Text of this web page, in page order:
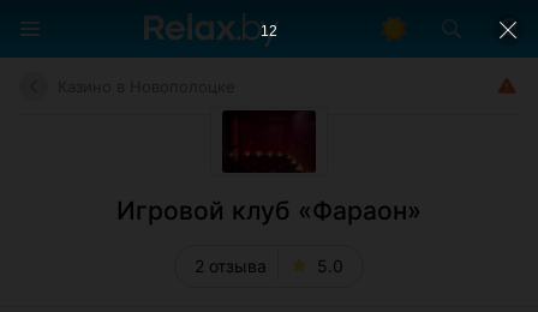
Игровой клуб «Фараон»
2 отзыва 5.0
11